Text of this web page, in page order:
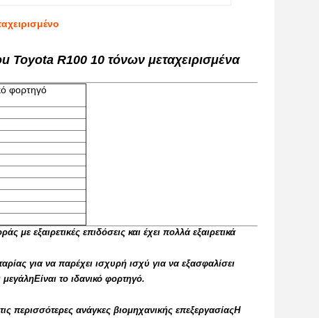
Toyota R100 10 τόνων μεταχειρισμένα
φορτηγό
με εξαιρετικές επιδόσεις και έχει πολλά εξαιρετικά
για να παρέχει ισχυρή ισχύ για να εξασφαλίσει
το ιδανικό φορτηγό.
περισσότερες ανάγκες βιομηχανικής επεξεργασίαςΗ